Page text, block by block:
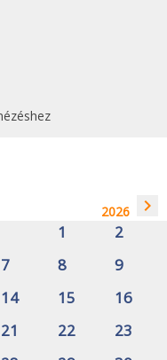
2026 navigate_next
1
2
7 8
9
14 15
16
21 22
23